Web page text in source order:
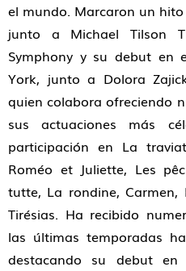
el mundo. Marcaron un
junto a Michael Tilson
Symphony y su debut en
York, junto a Dolora
quien colabora ofreciendo
sus actuaciones más
participación en La
Roméo et Juliette, Les
tutte, La rondine, Carmen,
Tirésias. Ha recibido
las últimas temporadas
destacando su debut